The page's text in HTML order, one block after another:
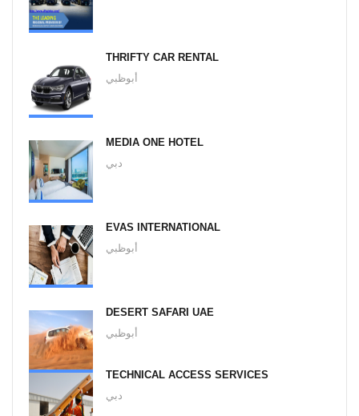
THRIFTY CAR RENTAL
أبوظبي
MEDIA ONE HOTEL
دبي
EVAS INTERNATIONAL
أبوظبي
DESERT SAFARI UAE
أبوظبي
TECHNICAL ACCESS SERVICES
دبي